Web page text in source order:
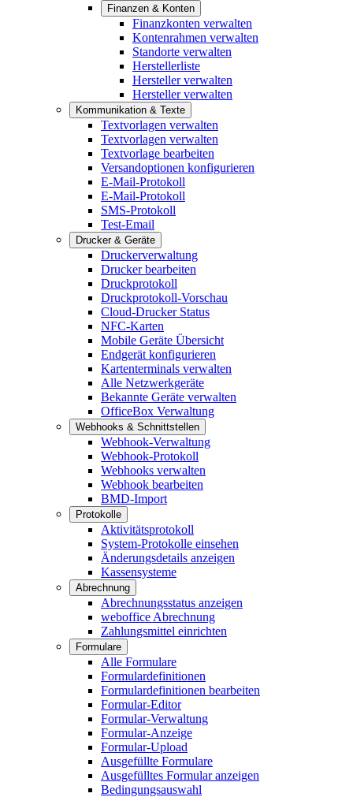
Finanzen & Konten
Finanzkonten verwalten
Kontenrahmen verwalten
Standorte verwalten
Herstellerliste
Hersteller verwalten
Hersteller verwalten
Kommunikation & Texte
Textvorlagen verwalten
Textvorlagen verwalten
Textvorlage bearbeiten
Versandoptionen konfigurieren
E-Mail-Protokoll
E-Mail-Protokoll
SMS-Protokoll
Test-Email
Drucker & Geräte
Druckerverwaltung
Drucker bearbeiten
Druckprotokoll
Druckprotokoll-Vorschau
Cloud-Drucker Status
NFC-Karten
Mobile Geräte Übersicht
Endgerät konfigurieren
Kartenterminals verwalten
Alle Netzwerkgeräte
Bekannte Geräte verwalten
OfficeBox Verwaltung
Webhooks & Schnittstellen
Webhook-Verwaltung
Webhook-Protokoll
Webhooks verwalten
Webhook bearbeiten
BMD-Import
Protokolle
Aktivitätsprotokoll
System-Protokolle einsehen
Änderungsdetails anzeigen
Kassensysteme
Abrechnung
Abrechnungsstatus anzeigen
weboffice Abrechnung
Zahlungsmittel einrichten
Formulare
Alle Formulare
Formulardefinitionen
Formulardefinitionen bearbeiten
Formular-Editor
Formular-Verwaltung
Formular-Anzeige
Formular-Upload
Ausgefüllte Formulare
Ausgefülltes Formular anzeigen
Bedingungsauswahl